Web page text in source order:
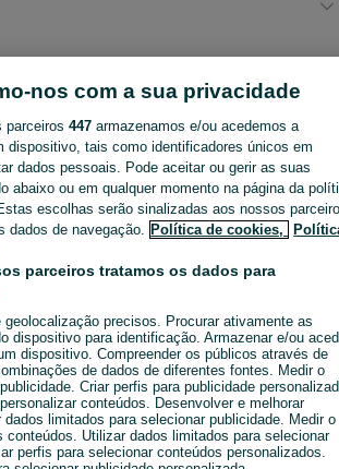
OLX ou cria uma nova para contactares
SMS Enviar mensagem
nos com a sua privacidade
parceiros447 armazenamos e/ou acedemos a
dispositivo, tais como identificadores únicos em
dados pessoais. Pode aceitar ou gerir as suas
abaixo ou em qualquer momento na página da
escolhas serão sinalizadas aos nossos
dados de navegação. Política de cookies,
parceiros tratamos os dados para
geolocalização precisos. Procurar ativamente as
dispositivo para identificação. Armazenar e/ou
dispositivo. Compreender os públicos através de
de dados de diferentes fontes. Medir o
Criar perfis para publicidade
conteúdos. Desenvolver e melhorar
limitados para selecionar publicidade. Medir o
conteúdos. Utilizar dados limitados para selecionar
perfis para selecionar conteúdos personalizados.